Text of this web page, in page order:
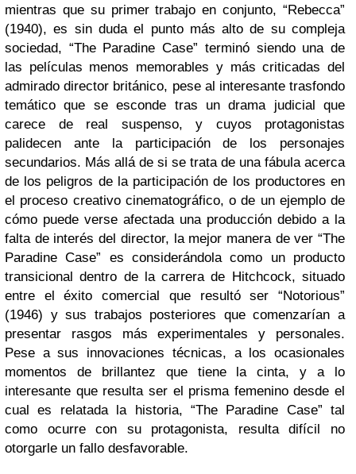
mientras que su primer trabajo en conjunto, “Rebecca”
(1940), es sin duda el punto más alto de su compleja
sociedad, “The Paradine Case” terminó siendo una de
las películas menos memorables y más criticadas del
admirado director británico, pese al interesante trasfondo
temático que se esconde tras un drama judicial que
carece de real suspenso, y cuyos protagonistas
palidecen ante la participación de los personajes
secundarios. Más allá de si se trata de una fábula acerca
de los peligros de la participación de los productores en
el proceso creativo cinematográfico, o de un ejemplo de
cómo puede verse afectada una producción debido a la
falta de interés del director, la mejor manera de ver “The
Paradine Case” es considerándola como un producto
transicional dentro de la carrera de Hitchcock, situado
entre el éxito comercial que resultó ser “Notorious”
(1946) y sus trabajos posteriores que comenzarían a
presentar rasgos más experimentales y personales.
Pese a sus innovaciones técnicas, a los ocasionales
momentos de brillantez que tiene la cinta, y a lo
interesante que resulta ser el prisma femenino desde el
cual es relatada la historia, “The Paradine Case” tal
como ocurre con su protagonista, resulta difícil no
otorgarle un fallo desfavorable.